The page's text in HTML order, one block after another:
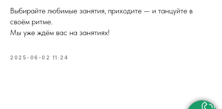
Выбирайте любимые занятия, приходите — и танцуйте в
своём ритме.
Мы уже ждём вас на занятиях!
2025-06-02 11:24